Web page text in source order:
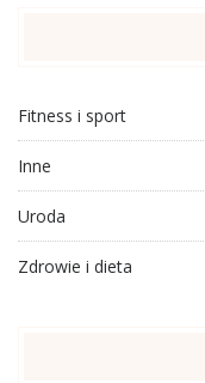
Fitness i sport
Inne
Uroda
Zdrowie i dieta